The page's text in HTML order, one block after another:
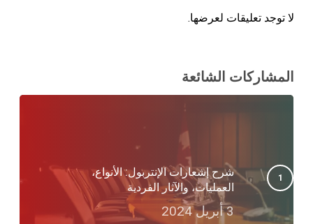
لا توجد تعليقات لعرضها.
المشاركات الشائعة
شرح إشعارات الإنتربول: الأنواع،
العمليات، والآثار الفردية
3 أبريل 2024